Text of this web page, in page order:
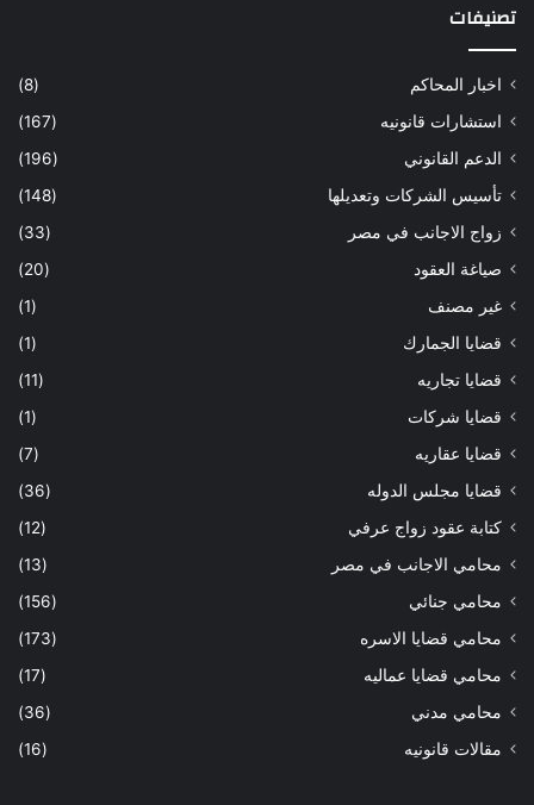
تصنيفات
اخبار المحاكم
(8)
استشارات قانونيه
(167)
الدعم القانوني
(196)
تأسيس الشركات وتعديلها
(148)
زواج الاجانب في مصر
(33)
صياغة العقود
(20)
غير مصنف
(1)
قضايا الجمارك
(1)
قضايا تجاريه
(11)
قضايا شركات
(1)
قضايا عقاريه
(7)
قضايا مجلس الدوله
(36)
كتابة عقود زواج عرفي
(12)
محامي الاجانب في مصر
(13)
محامي جنائي
(156)
محامي قضايا الاسره
(173)
محامي قضايا عماليه
(17)
محامي مدني
(36)
مقالات قانونيه
(16)